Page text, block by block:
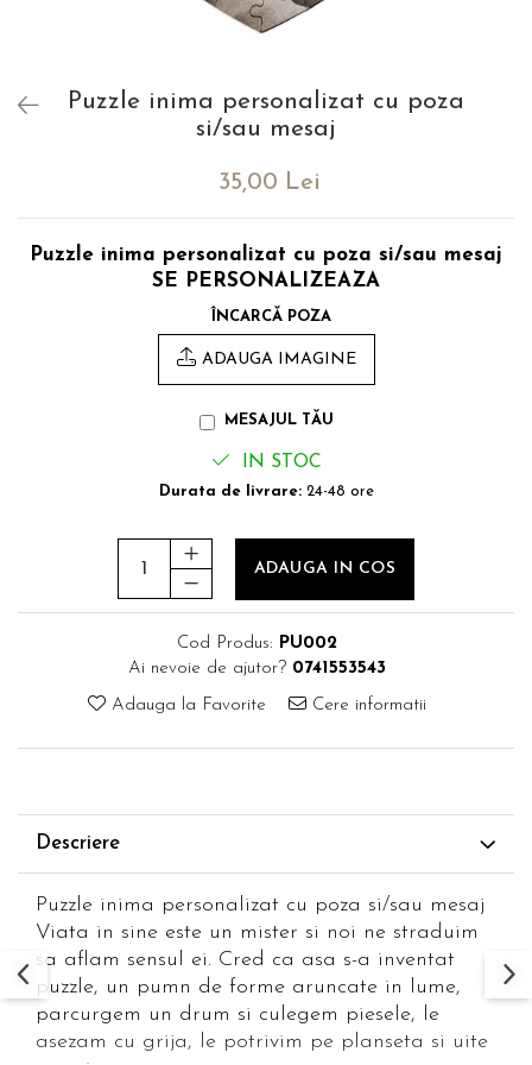
Plachete personalizate
Pix personalizat
Set cadou
Umerase Personalizate
Puzzle inima personalizat cu poza
si/sau mesaj
35,00 Lei
Puzzle inima personalizat cu poza si/sau mesaj
SE PERSONALIZEAZA
ÎNCARCĂ POZA
ADAUGA IMAGINE
MESAJUL TĂU
IN STOC
Durata de livrare:24-48 ore
ADAUGA IN COS
Cod Produs: PU002
Ai nevoie de ajutor? 0741553543
Adauga la Favorite Cere informatii
Descriere
Puzzle inima personalizat cu poza si/sau mesaj
Viata in sine este un mister si noi ne straduim
sa aflam sensul ei. Cred ca asa s-a inventat
puzzle, un pumn de forme aruncate in lume,
parcurgem un drum si culegem piesele, le
asezam cu grija, le potrivim pe planseta si uite